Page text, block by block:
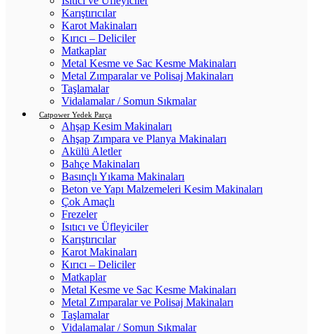
Karıştırıcılar
Karot Makinaları
Kırıcı – Deliciler
Matkaplar
Metal Kesme ve Sac Kesme Makinaları
Metal Zımparalar ve Polisaj Makinaları
Taşlamalar
Vidalamalar / Somun Sıkmalar
Catpower Yedek Parça
Ahşap Kesim Makinaları
Ahşap Zımpara ve Planya Makinaları
Akülü Aletler
Bahçe Makinaları
Basınçlı Yıkama Makinaları
Beton ve Yapı Malzemeleri Kesim Makinaları
Çok Amaçlı
Frezeler
Isıtıcı ve Üfleyiciler
Karıştırıcılar
Karot Makinaları
Kırıcı – Deliciler
Matkaplar
Metal Kesme ve Sac Kesme Makinaları
Metal Zımparalar ve Polisaj Makinaları
Taşlamalar
Vidalamalar / Somun Sıkmalar